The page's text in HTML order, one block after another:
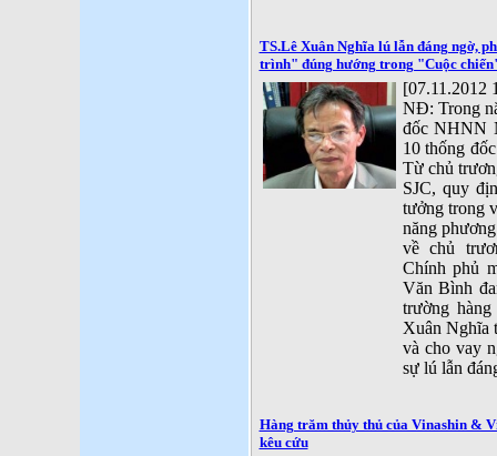
TS.Lê Xuân Nghĩa lú lẫn đáng ngờ,
trình" đúng hướng trong "Cuộc
[07.11.2012
NĐ: Trong
đốc NHNN
10 thống
Từ chủ
SJC, quy
tưởng trong
năng
về chủ
Chính phủ
Văn Bình
trường
Xuân Nghĩa
và cho vay
sự lú lẫn
Hàng trăm thủy thủ của Vinashin &
kêu cứu